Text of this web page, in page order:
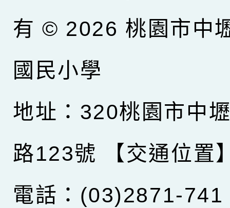
有 © 2026 桃園市中
國民小學
地址：320桃園市中
路123號
【交通位置
電話：(03)2871-741